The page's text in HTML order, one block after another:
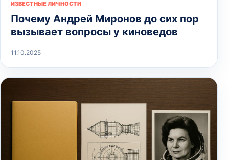
ИЗВЕСТНЫЕ ЛИЧНОСТИ
Почему Андрей Миронов до сих пор
вызывает вопросы у киноведов
11.10.2025